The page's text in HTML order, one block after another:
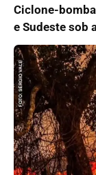
Ciclone-
e Sudeste sob